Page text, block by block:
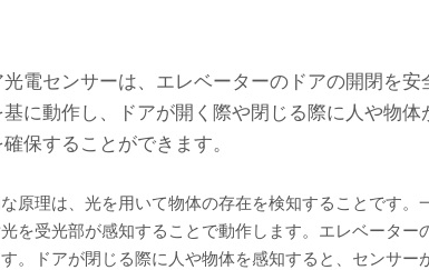
電センサーは、エレベーターのドアの開閉を
に動作し、ドアが開く際や閉じる際に人や物
保することができます。
原理は、光を用いて物体の存在を検知することです
を受光部が感知することで動作します。エレベータ
。ドアが閉じる際に人や物体を感知すると、センサー